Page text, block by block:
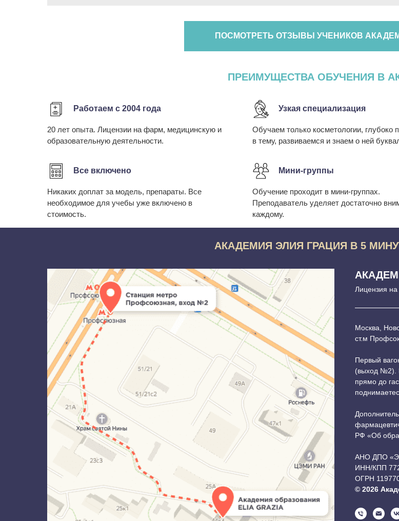
ПОСМОТРЕТЬ ОТЗЫВЫ УЧЕНИКОВ
ПРЕИМУЩЕСТВА ОБУЧЕНИЯ В
Работаем с 2004 года
20 лет опыта. Лицензии на фарм, медицинскую и
образовательную деятельности.
Узкая специализация
Обучаем только косметологии, глубоко
в тему, развиваемся и знаем о ней
Все включено
Никаких доплат за модель, препараты. Все
необходимое для учебы уже включено в
стоимость.
Мини-группы
Обучение проходит в мини-группах.
Преподаватель уделяет достаточно
каждому.
АКАДЕМИЯ ЭЛИЯ ГРАЦИЯ В 5
Лицензия
Москва,
ст.м
Первый
(выход №2).
прямо до
РФ «Об
АНО ДПО
ИНН/КПП
ОГРН
© 2026